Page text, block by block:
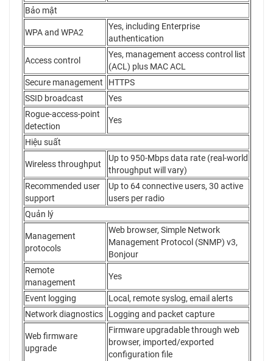
Bảo mật
WPA and WPA2
Yes, including Enterprise
authentication
Access control
Yes, management access control list
(ACL) plus MAC ACL
Secure management
HTTPS
SSID broadcast
Yes
Rogue-access-point
detection
Yes
Hiệu suất
Wireless throughput
Up to 950-Mbps data rate (real-world
throughput will vary)
Recommended user
support
Up to 64 connective users, 30 active
users per radio
Quản lý
Management
protocols
Web browser, Simple Network
Management Protocol (SNMP) v3,
Bonjour
Remote
management
Yes
Event logging
Local, remote syslog, email alerts
Network diagnostics
Logging and packet capture
Web firmware
upgrade
Firmware upgradable through web
browser, imported/exported
configuration file